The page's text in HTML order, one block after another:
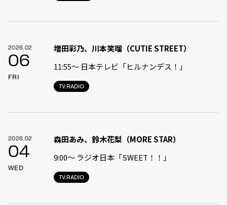
2026.02
06
FRI
TV.RADIO
増田彩乃、川本笑瑠（CUTIE STREET）
11:55〜 日本テレビ「ヒルナンデス！」
2026.02
04
WED
TV.RADIO
森田あみ、鈴木花梨（MORE STAR）
9:00〜 ラジオ日本「SWEET！！」